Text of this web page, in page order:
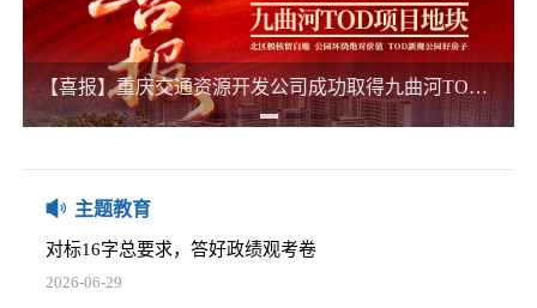
【喜报】重庆交通资源开发公司成功取得九曲河TOD项目地块 激活区域新活力
主题教育
习近平：在庆祝中国共产党成立105周年大会上的讲话
2026-07-01
对标16字总要求，答好政绩观考卷
2026-06-29
那些践行正确政绩观的榜样
2026-06-16
2025-12-05
椿萱大道等4个开发用地公交站场委托咨询服务项目比选公告
2025-12-05
2025-12-05